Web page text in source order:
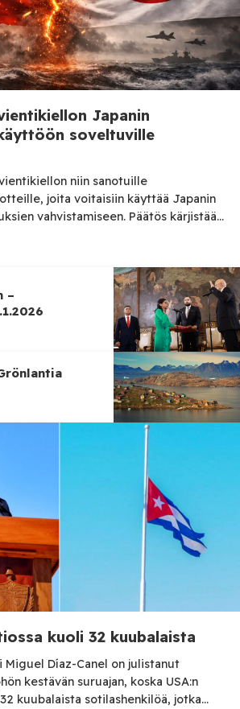
Japanin
soveltuville
niin sanotuille
joita voitaisiin käyttää Japanin
vahvistamiseen. Päätös kärjistää
ja liittyy Tokion viimeaikaisiin
mukaan vientikielto
kaikkia toimijoita, ja sen
oikeudellisia toimia. Pekingin mukaan
mahdollisesta sotilaallisesta
–
passi paras
kuoli 32 kuubalaista
Díaz-Canel on julistanut
kestävän suruajan, koska USA:n
kuubalaista sotilashenkilöä, jotka